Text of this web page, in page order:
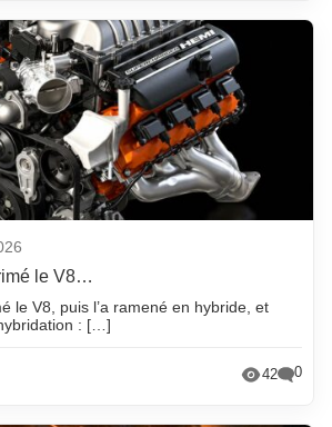
le V8…
le V8, puis l’a ramené en hybride, et
: […]
42 0